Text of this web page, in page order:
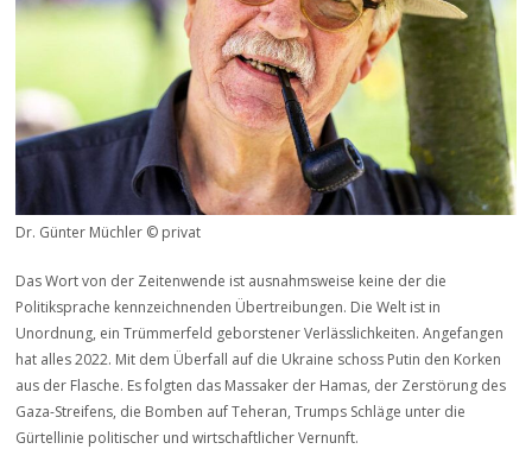
Dr. Günter Müchler © privat
Das Wort von der Zeitenwende ist ausnahmsweise keine der die
Politiksprache kennzeichnenden Übertreibungen. Die Welt ist in
Unordnung, ein Trümmerfeld geborstener Verlässlichkeiten. Angefangen
hat alles 2022. Mit dem Überfall auf die Ukraine schoss Putin den Korken
aus der Flasche. Es folgten das Massaker der Hamas, der Zerstörung des
Gaza-Streifens, die Bomben auf Teheran, Trumps Schläge unter die
Gürtellinie politischer und wirtschaftlicher Vernunft.